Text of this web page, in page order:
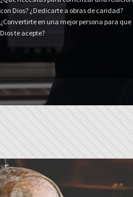
con Dios? ¿Dedicarte a obras de caridad?
¿Convertirte en una mejor persona para que
Dios te acepte?